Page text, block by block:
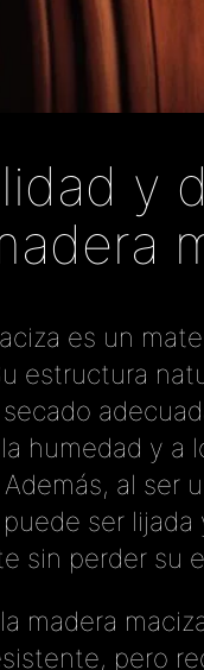
y
es un
estructura
humedad y a
al ser
ser lijada
sin perder su
madera
pero